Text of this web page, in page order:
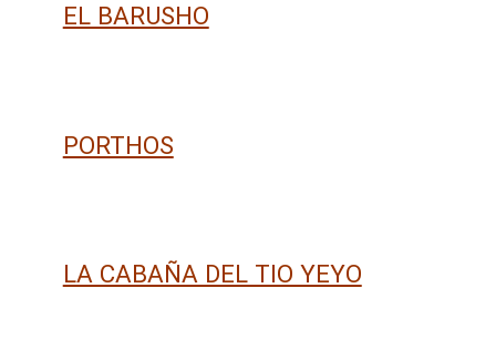
EL BARUSHO
PORTHOS
LA CABAÑA DEL TIO YEYO